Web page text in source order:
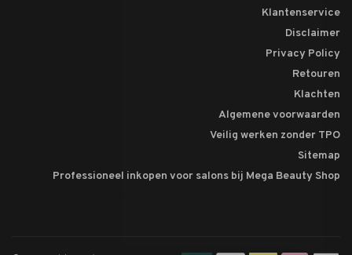
Klantenservice
Disclaimer
Privacy Policy
Retouren
Klachten
Algemene voorwaarden
Veilig werken zonder TPO
Sitemap
Professioneel inkopen voor salons bij Mega Beauty Shop